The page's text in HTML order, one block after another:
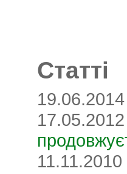
Статті
11.11.2010